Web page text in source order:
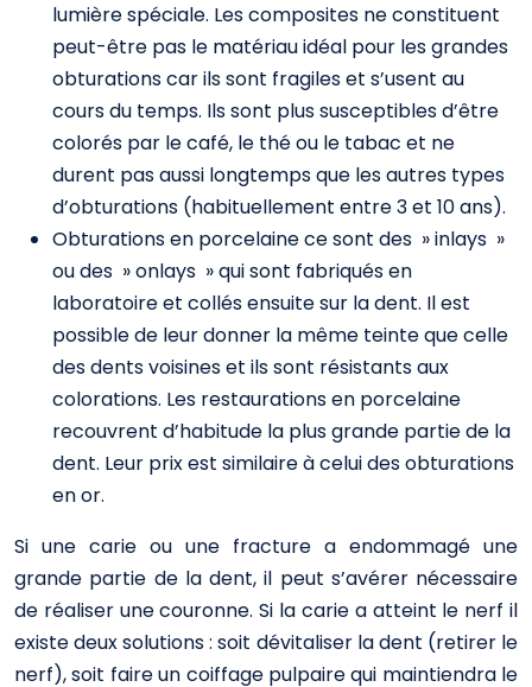
lumière spéciale. Les composites ne constituent
peut-être pas le matériau idéal pour les grandes
obturations car ils sont fragiles et s’usent au
cours du temps. Ils sont plus susceptibles d’être
colorés par le café, le thé ou le tabac et ne
durent pas aussi longtemps que les autres types
d’obturations (habituellement entre 3 et 10 ans).
Obturations en porcelaine ce sont des » inlays »
ou des » onlays » qui sont fabriqués en
laboratoire et collés ensuite sur la dent. Il est
possible de leur donner la même teinte que celle
des dents voisines et ils sont résistants aux
colorations. Les restaurations en porcelaine
recouvrent d’habitude la plus grande partie de la
dent. Leur prix est similaire à celui des obturations
en or.
Si une carie ou une fracture a endommagé une
grande partie de la dent, il peut s’avérer nécessaire
de réaliser une couronne. Si la carie a atteint le nerf il
existe deux solutions : soit dévitaliser la dent (retirer le
nerf), soit faire un coiffage pulpaire qui maintiendra le